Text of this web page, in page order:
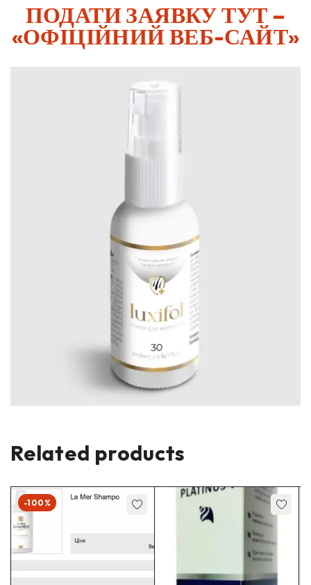
ПОДАТИ ЗАЯВКУ ТУТ –
«ОФІЦІЙНИЙ ВЕБ-САЙТ»
Related products
-100%